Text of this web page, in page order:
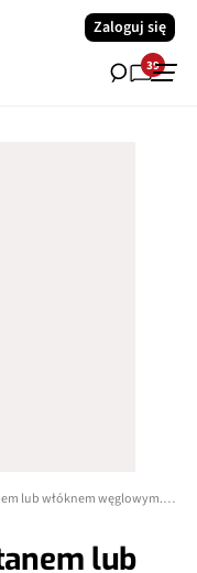
Zaloguj się
39
Galaxy Z Fold8 z tytanem lub włóknem węglowym. Samsung rozważa dwie drogi
lub